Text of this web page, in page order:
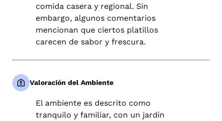
comida casera y regional. Sin
embargo, algunos comentarios
mencionan que ciertos platillos
carecen de sabor y frescura.
Valoración del Ambiente
El ambiente es descrito como
tranquilo y familiar, con un jardín